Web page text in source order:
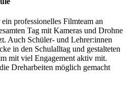
professionelles Filmteam an
Tag mit Kameras und Drohne
Auch Schüler- und Lehrer:innen
in den Schulalltag und gestalteten
mit viel Engagement aktiv mit.
Dreharbeiten möglich gemacht